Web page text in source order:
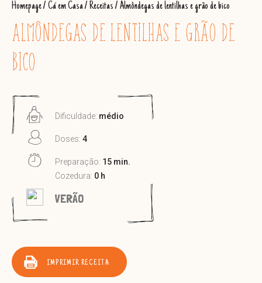
Homepage/ Cá em Casa/ Receitas/ Almôndegas de lentilhas e grão de bico
ALMÔNDEGAS DE LENTILHAS E GRÃO DE
BICO
Dificuldade: médio
Doses: 4
Preparação: 15 min.
Cozedura: 0 h
VERÃO
IMPRIMIR RECEITA